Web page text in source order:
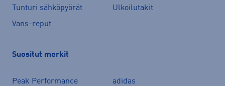
Tunturi sähköpyörät
Ulkoilutakit
Vans-reput
Suositut merkit
Peak Performance
adidas